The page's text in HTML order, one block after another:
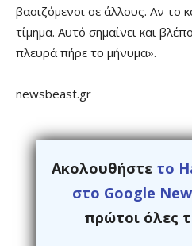
βασιζόμενοι σε άλλους. Αν το
τίμημα. Αυτό σημαίνει και
πλευρά πήρε το μήνυμα».
newsbeast.gr
Ακολουθήστε το
στο Google
πρώτοι όλες